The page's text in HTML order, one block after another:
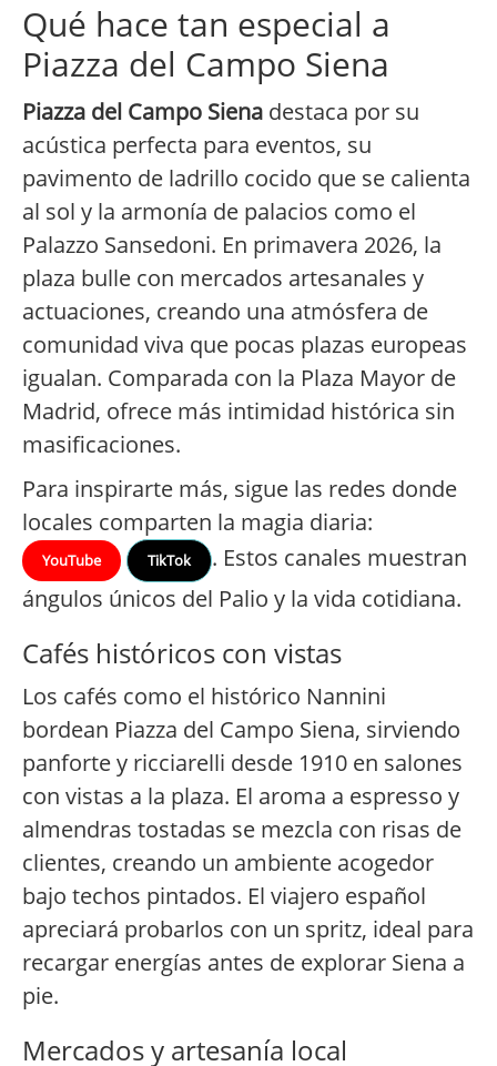
Qué hace tan especial a
Piazza del Campo Siena
Piazza del Campo Siena destaca por su
acústica perfecta para eventos, su
pavimento de ladrillo cocido que se calienta
al sol y la armonía de palacios como el
Palazzo Sansedoni. En primavera 2026, la
plaza bulle con mercados artesanales y
actuaciones, creando una atmósfera de
comunidad viva que pocas plazas europeas
igualan. Comparada con la Plaza Mayor de
Madrid, ofrece más intimidad histórica sin
masificaciones.
Para inspirarte más, sigue las redes donde
locales comparten la magia diaria:
YouTube TikTok
. Estos canales muestran
ángulos únicos del Palio y la vida cotidiana.
Cafés históricos con vistas
Los cafés como el histórico Nannini
bordean Piazza del Campo Siena, sirviendo
panforte y ricciarelli desde 1910 en salones
con vistas a la plaza. El aroma a espresso y
almendras tostadas se mezcla con risas de
clientes, creando un ambiente acogedor
bajo techos pintados. El viajero español
apreciará probarlos con un spritz, ideal para
recargar energías antes de explorar Siena a
pie.
Mercados y artesanía local